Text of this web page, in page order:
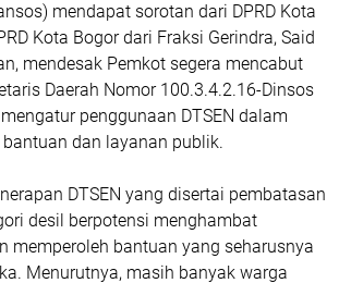
mendapat sorotan dari DPRD Kota
Kota Bogor dari Fraksi Gerindra, Said
mendesak Pemkot segera mencabut
Daerah Nomor 100.3.4.2.16-Dinsos
penggunaan DTSEN dalam
dan layanan publik.
DTSEN yang disertai pembatasan
desil berpotensi menghambat
memperoleh bantuan yang seharusnya
Menurutnya, masih banyak warga